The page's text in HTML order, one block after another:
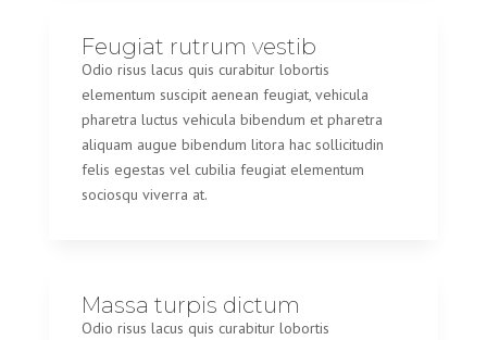
Feugiat rutrum vestib
Odio risus lacus quis curabitur lobortis
elementum suscipit aenean feugiat, vehicula
pharetra luctus vehicula bibendum et pharetra
aliquam augue bibendum litora hac sollicitudin
felis egestas vel cubilia feugiat elementum
sociosqu viverra at.
Massa turpis dictum
Odio risus lacus quis curabitur lobortis